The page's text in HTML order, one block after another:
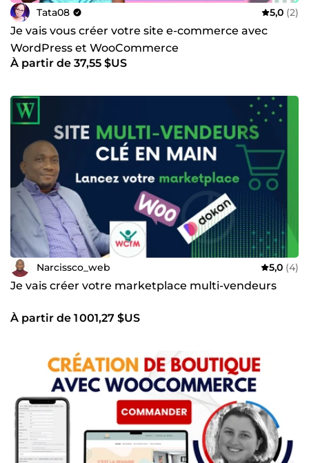
Tata08 5,0 (2)
Je vais vous créer votre site e-commerce avec
WordPress et WooCommerce
À partir de 37,55 $US
Narcissco_web 5,0 (4)
Je vais créer votre marketplace multi-vendeurs
À partir de 1 001,27 $US